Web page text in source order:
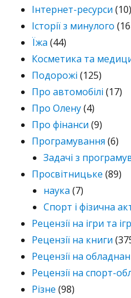
Інтернет-ресурси (10)
Історії з минулого
Їжа (44)
Косметика та
Подорожі (125)
Про автомобілі (17)
Про Олену(4)
Про фінанси (9)
Програмування (6)
Задачі з
Просвітницьке (89)
наука (7)
Спорт і фізична
Рецензії на ігри та
Рецензії на книги
Рецензії на
Рецензії на спорт-
Різне (98)